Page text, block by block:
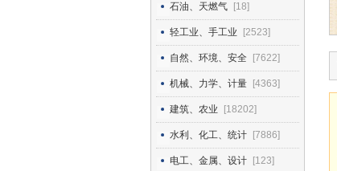
石油、天燃气 [18]
轻工业、手工业 [2523]
自然、环境、安全 [7622]
机械、力学、计量 [4363]
建筑、农业 [18202]
水利、化工、统计 [7886]
电工、金属、设计 [123]